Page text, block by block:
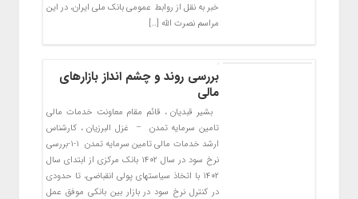
خبر به نقل از روابط عمومی بانک ملی ایران، در این
مراسم نصرت الله […]
بررسی روند و چشم انداز بازارهای
مالی
بشیر قبدیان ، قائم مقام معاونت خدمات مالی
تامین سرمایه تمدن – غزل البرزیان ، کارشناس
ارشد خدمات مالی تامین سرمایه تمدن ۱-۱-بررسی
نرخ سود در سال ۱۴۰۲ بانک مرکزی از ابتدای سال
۱۴۰۲ با اتخاذ سیاست­های پولی انقباضی، تا حدودی
در کنترل نرخ سود در بازار بین بانکی موفق عمل